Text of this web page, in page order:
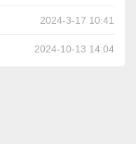
2024-3-17 10:41
2024-10-13 14:04